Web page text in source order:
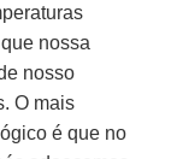
nossa
nosso
O mais
é que no